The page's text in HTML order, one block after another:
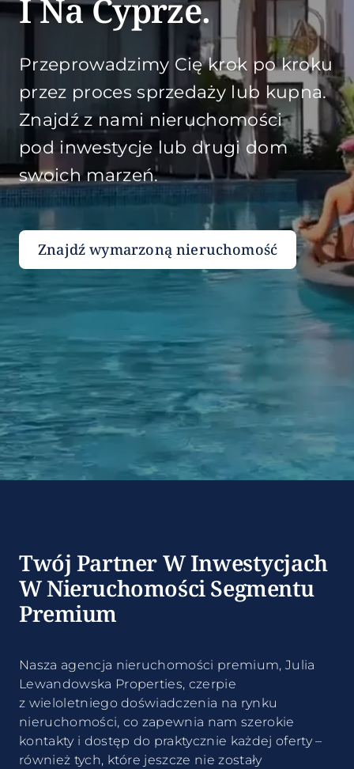
Komercyjne
Analizuj Grunt
I Na Cyprze.
Przeprowadzimy Cię krok po kroku
przez proces sprzedaży lub kupna.
Znajdź z nami nieruchomości
pod inwestycje lub drugi dom
swoich marzeń.
Znajdź wymarzoną nieruchomość
Twój Partner W Inwestycjach
W Nieruchomości Segmentu
Premium
Nasza agencja nieruchomości premium, Julia
Lewandowska Properties, czerpie
z wieloletniego doświadczenia na rynku
nieruchomości, co zapewnia nam szerokie
kontakty i dostęp do praktycznie każdej oferty –
również tych, które jeszcze nie zostały